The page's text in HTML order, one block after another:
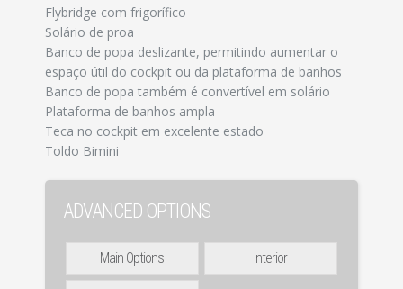
Flybridge com frigorífico
Solário de proa
Banco de popa deslizante, permitindo aumentar o
espaço útil do cockpit ou da plataforma de banhos
Banco de popa também é convertível em solário
Plataforma de banhos ampla
Teca no cockpit em excelente estado
Toldo Bimini
ADVANCED OPTIONS
Main Options Interior